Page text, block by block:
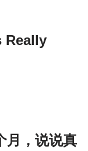
Really
月，说说真